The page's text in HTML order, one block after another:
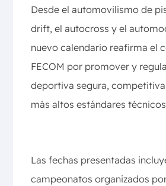
Desde el automovilismo de
drift, el autocross y el
nuevo calendario reafirma el
FECOM por promover y
deportiva segura,
más altos estándares
Las fechas presentadas
campeonatos organizados